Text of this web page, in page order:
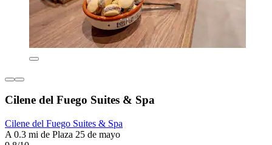
Cilene del Fuego Suites & Spa
Cilene del Fuego Suites & Spa
A 0.3 mi de Plaza 25 de mayo